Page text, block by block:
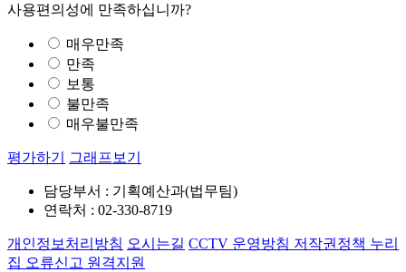
사용편의성에 만족하십니까?
매우만족
만족
보통
불만족
매우불만족
평가하기 그래프보기
담당부서 : 기획예산과(법무팀)
연락처 : 02-330-8719
개인정보처리방침 오시는길 CCTV 운영방침 저작권정책 누리
집 오류신고 원격지원